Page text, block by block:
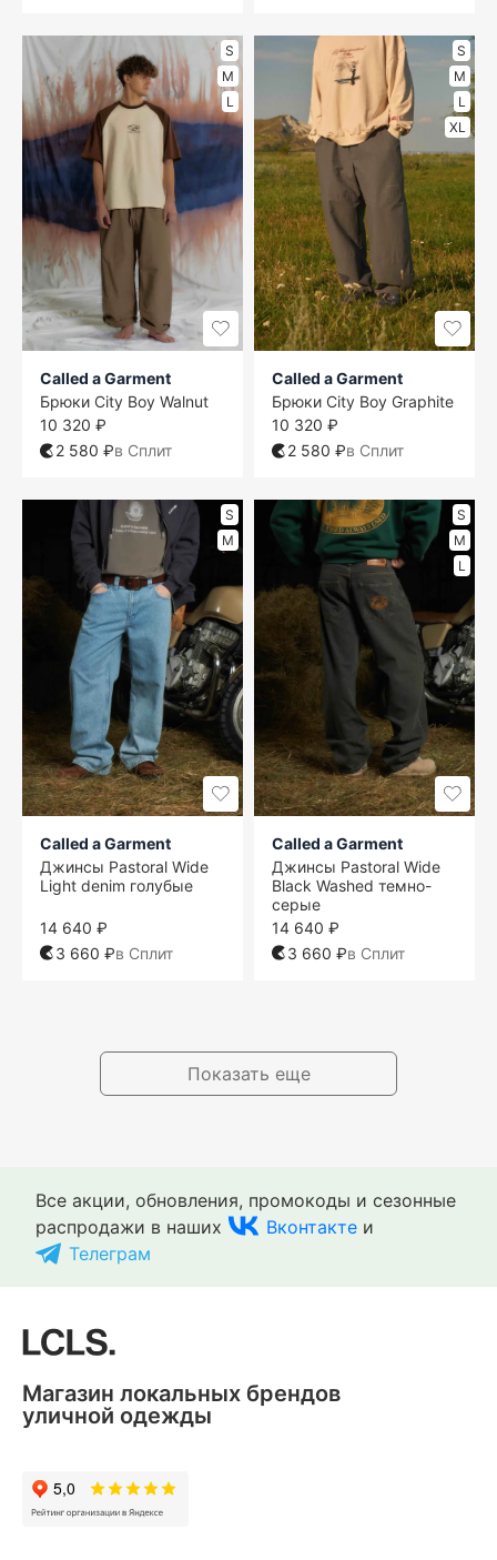
S
M
L
Called a Garment
Брюки City Boy Walnut
10 320 ₽
2 580 ₽в Сплит
S
M
L
XL
Called a Garment
Брюки City Boy Graphite
10 320 ₽
2 580 ₽в Сплит
S
M
Called a Garment
Джинсы Pastoral Wide
Light denim голубые
14 640 ₽
3 660 ₽в Сплит
S
M
L
Called a Garment
Джинсы Pastoral Wide
Black Washed темно-
серые
14 640 ₽
3 660 ₽в Сплит
Показать еще
Все акции, обновления, промокоды и сезонные
распродажи в наших
Вконтакте и
Телеграм
Магазин локальных брендов
уличной одежды